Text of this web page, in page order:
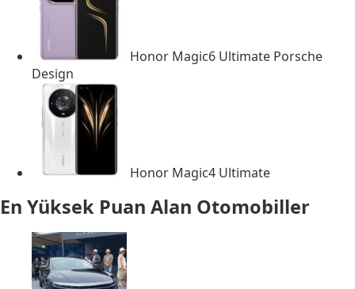
Honor Magic6 Ultimate Porsche
Design
Honor Magic4 Ultimate
En Yüksek Puan Alan Otomobiller